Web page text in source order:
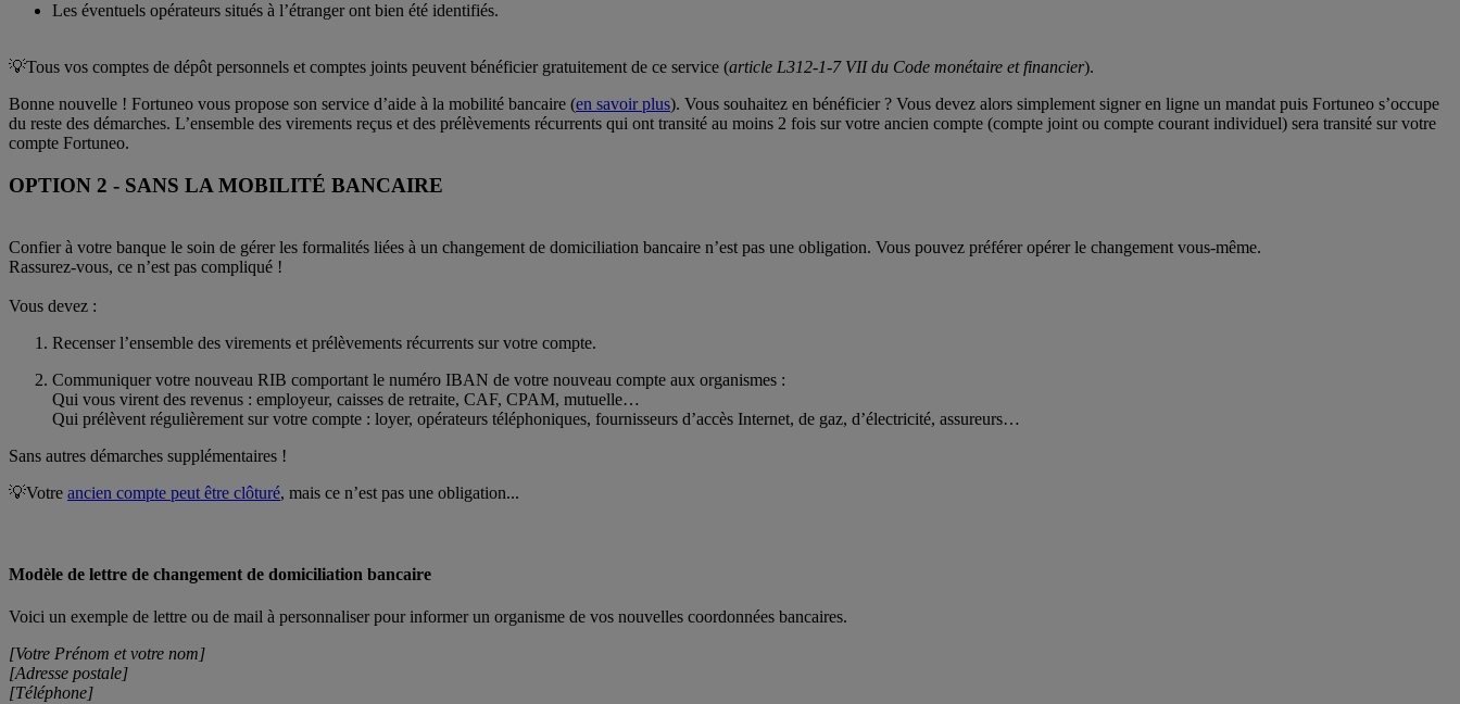
Les éventuels opérateurs situés à l’étranger ont bien été identifiés.
💡Tous vos comptes de dépôt personnels et comptes joints peuvent bénéficier gratuitement de ce service (article L312-1-7 VII du Code monétaire et financier).
Bonne nouvelle ! Fortuneo vous propose son service d’aide à la mobilité bancaire (en savoir plus). Vous souhaitez en bénéficier ? Vous devez alors simplement signer en ligne un mandat puis Fortuneo s’occupe
du reste des démarches. L’ensemble des virements reçus et des prélèvements récurrents qui ont transité au moins 2 fois sur votre ancien compte (compte joint ou compte courant individuel) sera transité sur votre
compte Fortuneo.
OPTION 2 - SANS LA MOBILITÉ BANCAIRE
Confier à votre banque le soin de gérer les formalités liées à un changement de domiciliation bancaire n’est pas une obligation. Vous pouvez préférer opérer le changement vous-même.
Rassurez-vous, ce n’est pas compliqué !
Vous devez :
Recenser l’ensemble des virements et prélèvements récurrents sur votre compte.
Communiquer votre nouveau RIB comportant le numéro IBAN de votre nouveau compte aux organismes :
Qui vous virent des revenus : employeur, caisses de retraite, CAF, CPAM, mutuelle…
Qui prélèvent régulièrement sur votre compte : loyer, opérateurs téléphoniques, fournisseurs d’accès Internet, de gaz, d’électricité, assureurs…
Sans autres démarches supplémentaires !
💡Votre ancien compte peut être clôturé, mais ce n’est pas une obligation...
Modèle de lettre de changement de domiciliation bancaire
Voici un exemple de lettre ou de mail à personnaliser pour informer un organisme de vos nouvelles coordonnées bancaires.
[Votre Prénom et votre nom]
[Adresse postale]
[Téléphone]